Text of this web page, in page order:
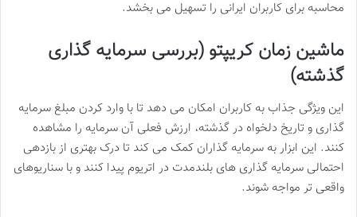
محاسبه برای کاربران ایرانی را تسهیل می بخشد.
ماشین زمان کریپتو (بررسی سرمایه گذاری
گذشته)
این ویژگی جذاب به کاربران امکان می دهد تا با وارد کردن مبلغ سرمایه
گذاری و تاریخ دلخواه در گذشته، ارزش فعلی آن سرمایه را مشاهده
کنند. این ابزار به سرمایه گذاران کمک می کند تا درک بهتری از بازدهی
احتمالی سرمایه گذاری های بلندمدت در اتریوم پیدا کنند و با سناریوهای
واقعی تر مواجه شوند.